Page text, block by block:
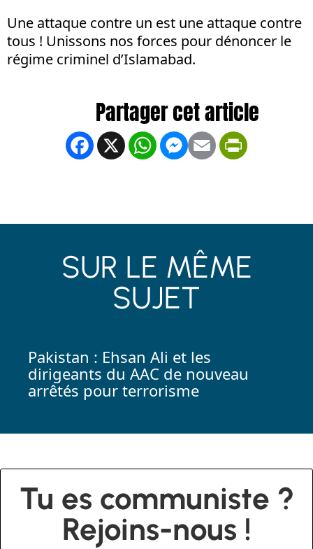
Une attaque contre un est une attaque contre
tous ! Unissons nos forces pour dénoncer le
régime criminel d’Islamabad.
Facebook
X WhatsApp
Messenger
Email
SUR LE MÊME
SUJET
Pakistan : Ehsan Ali et les
dirigeants du AAC de nouveau
arrêtés pour terrorisme
Tu es communiste ?
Rejoins-nous !